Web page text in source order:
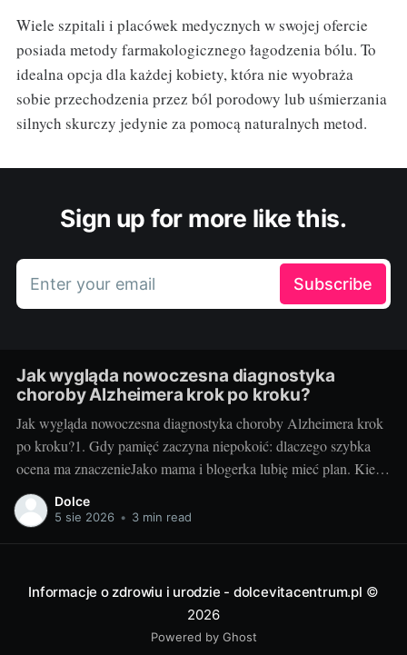
Wiele szpitali i placówek medycznych w swojej ofercie
posiada metody farmakologicznego łagodzenia bólu. To
idealna opcja dla każdej kobiety, która nie wyobraża
sobie przechodzenia przez ból porodowy lub uśmierzania
silnych skurczy jedynie za pomocą naturalnych metod.
Sign up for more like this.
Enter your email Subscribe
Jak wygląda nowoczesna diagnostyka
choroby Alzheimera krok po kroku?
Jak wygląda nowoczesna diagnostyka choroby Alzheimera krok
po kroku?1. Gdy pamięć zaczyna niepokoić: dlaczego szybka
ocena ma znaczenieJako mama i blogerka lubię mieć plan. Kiedy
u mojej cioci zaczęły się „drobne” zgubienia terminów i
powtarzanie tych samych pytań, myślałam: zmęczenie, stres. Ale
Dolce
5 sie 2026 • 3 min read
Informacje o zdrowiu i urodzie - dolcevitacentrum.pl ©
2026
Powered by Ghost